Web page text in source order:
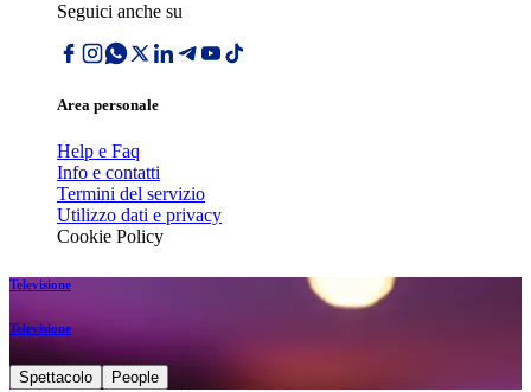
Seguici anche su
Area personale
Help e Faq
Info e contatti
Termini del servizio
Utilizzo dati e privacy
Cookie Policy
Televisione
Televisione
Spettacolo People